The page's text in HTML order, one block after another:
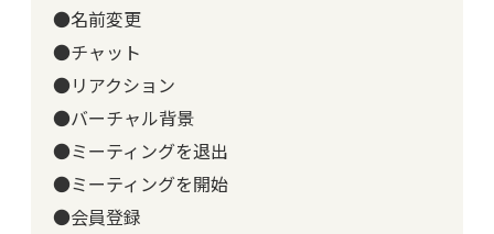
●名前変更
●チャット
●リアクション
●バーチャル背景
●ミーティングを退出
●ミーティングを開始
●会員登録